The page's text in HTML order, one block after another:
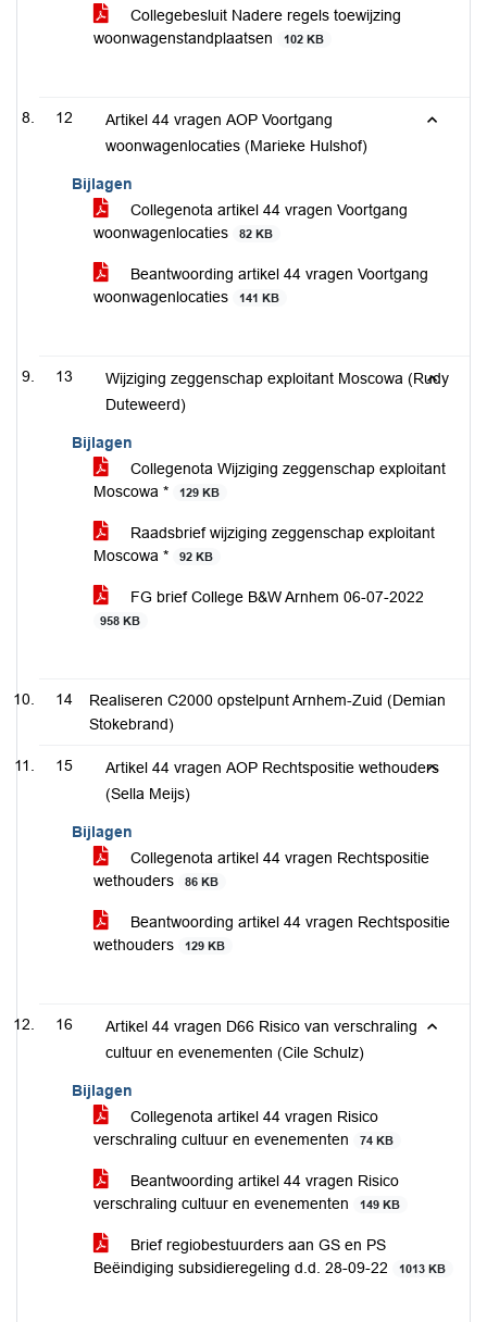
Collegebesluit Nadere regels toewijzing
woonwagenstandplaatsen
102 KB
12
Artikel 44 vragen AOP Voortgang
woonwagenlocaties (Marieke Hulshof)
Bijlagen
Collegenota artikel 44 vragen Voortgang
woonwagenlocaties
82 KB
Beantwoording artikel 44 vragen Voortgang
woonwagenlocaties
141 KB
13
Wijziging zeggenschap exploitant Moscowa (Rudy
Duteweerd)
Bijlagen
Collegenota Wijziging zeggenschap exploitant
Moscowa *
129 KB
Raadsbrief wijziging zeggenschap exploitant
Moscowa *
92 KB
FG brief College B&W Arnhem 06-07-2022
958 KB
14
Realiseren C2000 opstelpunt Arnhem-Zuid (Demian
Stokebrand)
15
Artikel 44 vragen AOP Rechtspositie wethouders
(Sella Meijs)
Bijlagen
Collegenota artikel 44 vragen Rechtspositie
wethouders
86 KB
Beantwoording artikel 44 vragen Rechtspositie
wethouders
129 KB
16
Artikel 44 vragen D66 Risico van verschraling
cultuur en evenementen (Cile Schulz)
Bijlagen
Collegenota artikel 44 vragen Risico
verschraling cultuur en evenementen
74 KB
Beantwoording artikel 44 vragen Risico
verschraling cultuur en evenementen
149 KB
Brief regiobestuurders aan GS en PS
Beëindiging subsidieregeling d.d. 28-09-22
1013 KB